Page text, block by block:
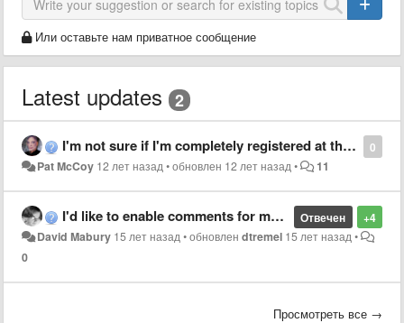
Или оставьте нам приватное сообщение
Latest updates 2
0
I'm not sure if I'm completely registered at the website.
Pat McCoy 12 лет назад•обновлен 12 лет назад• 11
+4
Отвечен
I'd like to enable comments for my story. How?
David Mabury 15 лет назад•обновленdtremel 15 лет назад•
0
Просмотреть все →